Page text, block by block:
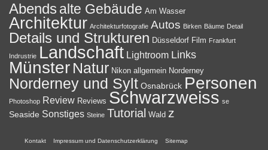
Abends alte Gebäude Am Wasser
Architektur Architekturfotografie Autos Birken Bäume Detail
Details und Strukturen Düsseldorf Film Frankfurt
Indrustrie Landschaft Lightroom Links
Münster Natur Nikon allgemein Norderney
Norderney und Sylt Osnabrück Personen
Photoshop Review Reviews Schwarzweiss se
Seaside Sonstiges Steine Tutorial Wald z
Kontakt Impressum und Datenschutzerklärung Sitemap